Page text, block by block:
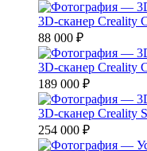
3D-сканер Creality
88 000 ₽
3D-сканер Creality
189 000 ₽
3D-сканер Creality
254 000 ₽